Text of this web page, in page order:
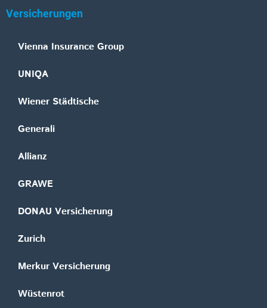
Versicherungen
Vienna Insurance Group
UNIQA
Wiener Städtische
Generali
Allianz
GRAWE
DONAU Versicherung
Zurich
Merkur Versicherung
Wüstenrot